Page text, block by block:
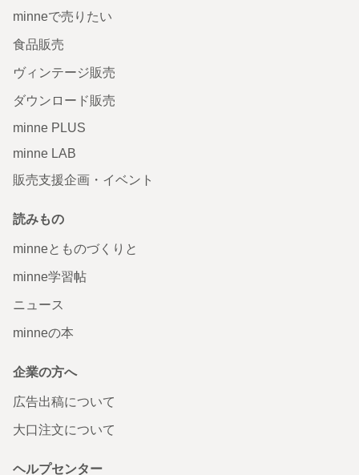
minneで売りたい
食品販売
ヴィンテージ販売
ダウンロード販売
minne PLUS
minne LAB
販売支援企画・イベント
読みもの
minneとものづくりと
minne学習帖
ニュース
minneの本
企業の方へ
広告出稿について
大口注文について
ヘルプセンター